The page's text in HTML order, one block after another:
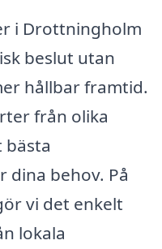
i Drottningholm
beslut utan
hållbar framtid.
från olika
dina behov. På
vi det enkelt
lokala